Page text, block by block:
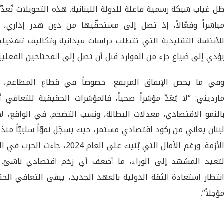
ظل غياب شبكة رسمية فاعلة للدولة اللبنانية. هذه التحويلات
مباشراً وفعّالاً، إذ تصل إلى مستحقّيها من دون هدر إداري،
للأنظمة التقليدية التي تتطلب دراسات ميدانية وتكاليف
يؤدي إلى ضياع جزء من الموارد قبل أن تصل إلى المحتاجين
وفي ما يخص الإنفاق المرتفع، خصوصاً في قطاع المطاعم،
مارديني: “لا يُعَدّ مؤشراً صحياً، فالمؤشرات الحقيقية
بالنمو الاقتصادي، معدلات البطالة، ونسب التضخم. في الواقع،
لبنان يعاني من ركود اقتصادي مستمر، حيث يسجّل نموّاً سلبيّاً منذ
الأزمة. ورغم الآمال التي بُنيت على العام 2024،
لتعيد المشهد إلى الوراء، ما أضعف أي زخم اقتصادي
انتظار استعادة الثقة الدولية بالعهد الجديد، يبقى التعافي
مؤجلاً”.